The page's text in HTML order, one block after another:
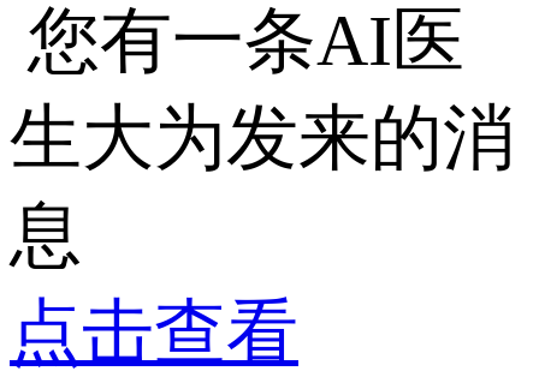
您有一条AI医
生大为发来的消
息
点击查看